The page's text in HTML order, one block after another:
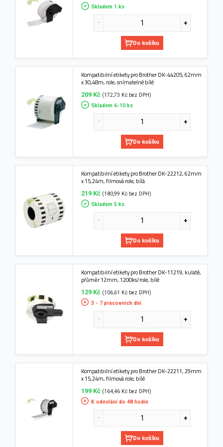
Skladem 1 ks
Do košíku
Kompatibilní etikety pro Brother DK-44205, 62mm
x 30,48m, role, snímatelné bílé
209 Kč (172,73 Kč bez DPH)
Skladem 6-10 ks
Do košíku
Kompatibilní etikety pro Brother DK-22212, 62mm
x 15,24m, filmová role, bílá
219 Kč (180,99 Kč bez DPH)
Skladem 5 ks
Do košíku
Kompatibilní etikety pro Brother DK-11219, kulaté,
přůměr 12mm, 1200ks/role, bílé
129 Kč (106,61 Kč bez DPH)
3 - 7 pracovních dní
Do košíku
Kompatibilní etikety pro Brother DK-22211, 29mm
x 15,24m, filmová role, bílé
199 Kč (164,46 Kč bez DPH)
K odeslání do 48 hodin
Do košíku